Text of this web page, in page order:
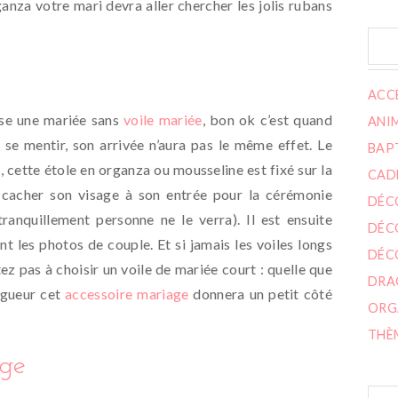
votre mari devra aller chercher les jolis rubans
une mariée sansvoile mariée, bon ok c’est quand
mentir, son arrivée n’aura pas le même effet. Le
étole en organza ou mousseline est fixé sur la
son visage à son entrée pour la cérémonie
personne ne le verra). Il est ensuite
les photos de couple. Et si jamais les voiles longs
pas à choisir un voile de mariée court : quelle que
cetaccessoire mariage donnera un petit côté